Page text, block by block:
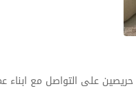
حريصين على التواصل مع